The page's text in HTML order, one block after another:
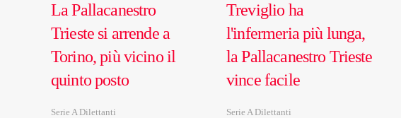
La Pallacanestro
Trieste si arrende a
Torino, più vicino il
quinto posto
Serie A Dilettanti
Treviglio ha
l'infermeria più lunga,
la Pallacanestro Trieste
vince facile
Serie A Dilettanti